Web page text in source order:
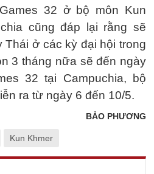
32 ở bộ môn Kun
cũng đáp lại rằng sẽ
Thái ở các kỳ đại hội trong
3 tháng nữa sẽ đến ngày
32 tại Campuchia, bộ
ra từ ngày 6 đến 10/5.
BẢO PHƯƠNG
Kun Khmer